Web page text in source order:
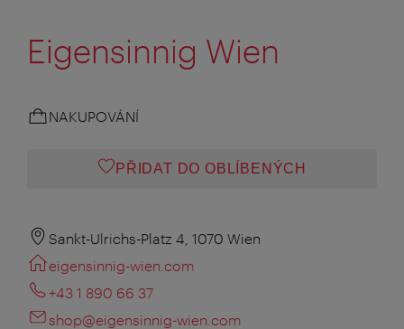
Eigensinnig Wien
NAKUPOVÁNÍ
PŘIDAT DO OBLÍBENÝCH
Sankt-Ulrichs-Platz 4, 1070 Wien
eigensinnig-wien.com
+43 1 890 66 37
shop@eigensinnig-wien.com